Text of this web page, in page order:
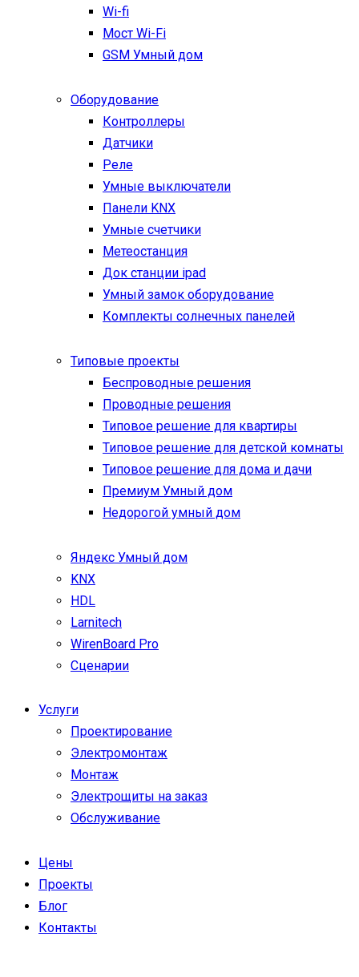
Wi-fi
Мост Wi-Fi
GSM Умный дом
Оборудование
Контроллеры
Датчики
Реле
Умные выключатели
Панели KNX
Умные счетчики
Метеостанция
Док станции ipad
Умный замок оборудование
Комплекты солнечных панелей
Типовые проекты
Беспроводные решения
Проводные решения
Типовое решение для квартиры
Типовое решение для детской комнаты
Типовое решение для дома и дачи
Премиум Умный дом
Недорогой умный дом
Яндекс Умный дом
KNX
HDL
Larnitech
WirenBoard Pro
Сценарии
Услуги
Проектирование
Электромонтаж
Монтаж
Электрощиты на заказ
Обслуживание
Цены
Проекты
Блог
Контакты